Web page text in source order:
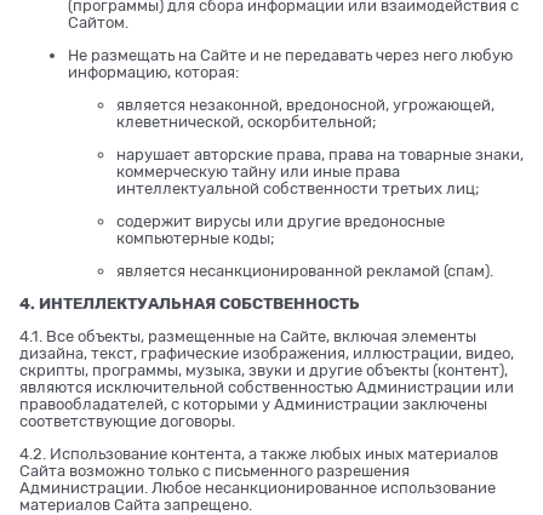
(программы) для сбора информации или взаимодействия с
Сайтом.
Не размещать на Сайте и не передавать через него любую
информацию, которая:
является незаконной, вредоносной, угрожающей,
клеветнической, оскорбительной;
нарушает авторские права, права на товарные знаки,
коммерческую тайну или иные права
интеллектуальной собственности третьих лиц;
содержит вирусы или другие вредоносные
компьютерные коды;
является несанкционированной рекламой (спам).
4. ИНТЕЛЛЕКТУАЛЬНАЯ СОБСТВЕННОСТЬ
4.1. Все объекты, размещенные на Сайте, включая элементы
дизайна, текст, графические изображения, иллюстрации, видео,
скрипты, программы, музыка, звуки и другие объекты (контент),
являются исключительной собственностью Администрации или
правообладателей, с которыми у Администрации заключены
соответствующие договоры.
4.2. Использование контента, а также любых иных материалов
Сайта возможно только с письменного разрешения
Администрации. Любое несанкционированное использование
материалов Сайта запрещено.